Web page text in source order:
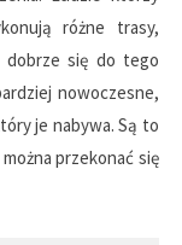
różne trasy,
dobrze się do tego
nowoczesne,
je nabywa. Są to
przekonać się